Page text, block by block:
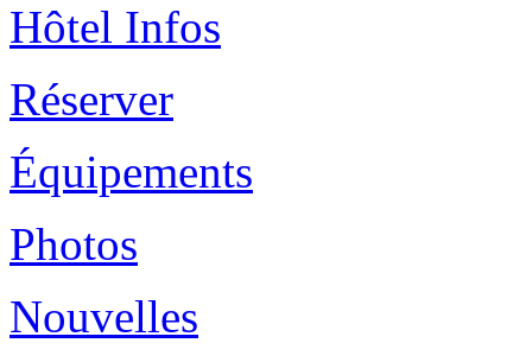
Hôtel Infos
Réserver
Équipements
Photos
Nouvelles